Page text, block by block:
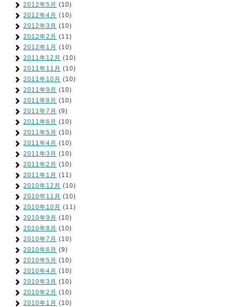
2012年5月 (10)
2012年4月 (10)
2012年3月 (10)
2012年2月 (11)
2012年1月 (10)
2011年12月 (10)
2011年11月 (10)
2011年10月 (10)
2011年9月 (10)
2011年8月 (10)
2011年7月 (9)
2011年6月 (10)
2011年5月 (10)
2011年4月 (10)
2011年3月 (10)
2011年2月 (10)
2011年1月 (11)
2010年12月 (10)
2010年11月 (10)
2010年10月 (11)
2010年9月 (10)
2010年8月 (10)
2010年7月 (10)
2010年6月 (9)
2010年5月 (10)
2010年4月 (10)
2010年3月 (10)
2010年2月 (10)
2010年1月 (10)